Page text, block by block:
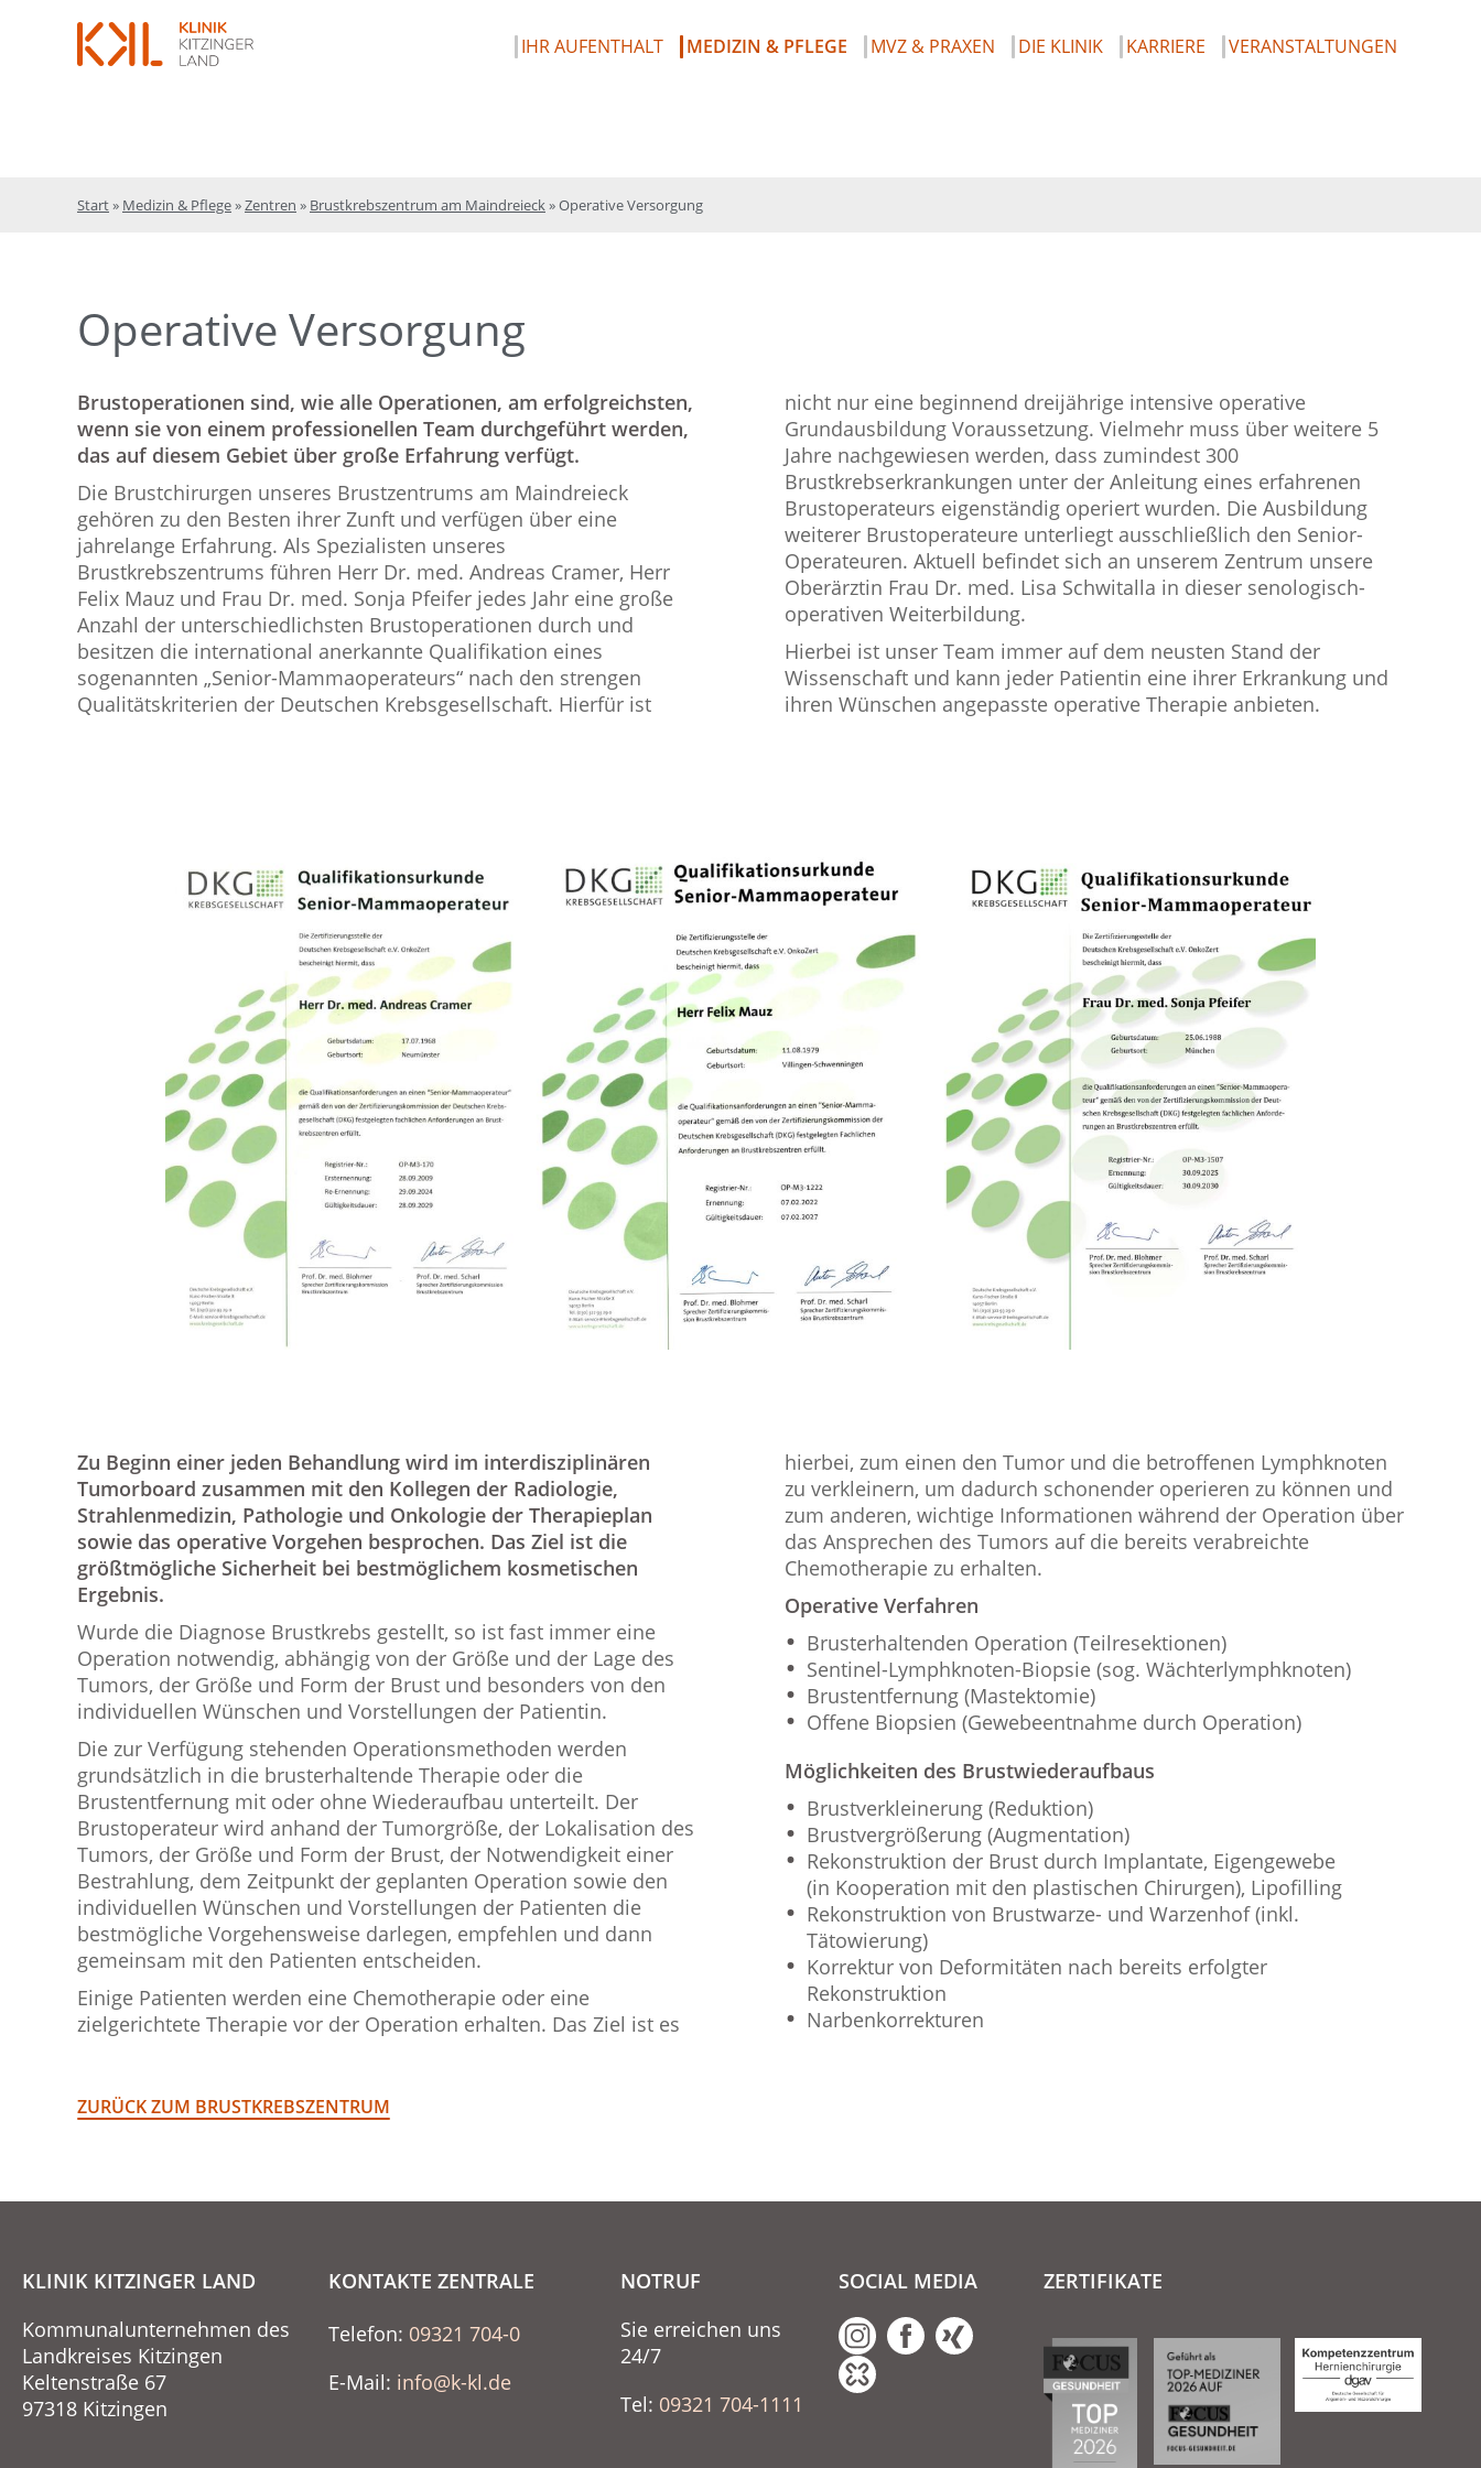
IHR AUFENTHALT MEDIZIN & PFLEGE MVZ & PRAXEN DIE KLINIK KARRIERE VERANSTALTUNGEN
Start» Medizin & Pflege»Zentren » Brustkrebszentrum am Maindreieck »Operative Versorgung
Operative Versorgung
Brustoperationen sind, wie alle Operationen, am erfolgreichsten,
wenn sie von einem professionellen Team durchgeführt werden,
das auf diesem Gebiet über große Erfahrung verfügt.
Die Brustchirurgen unseres Brustzentrums am Maindreieck
gehören zu den Besten ihrer Zunft und verfügen über eine
jahrelange Erfahrung. Als Spezialisten unseres
Brustkrebszentrums führen Herr Dr. med. Andreas Cramer, Herr
Felix Mauz und Frau Dr. med. Sonja Pfeifer jedes Jahr eine große
Anzahl der unterschiedlichsten Brustoperationen durch und
besitzen die international anerkannte Qualifikation eines
sogenannten „Senior-Mammaoperateurs“ nach den strengen
Qualitätskriterien der Deutschen Krebsgesellschaft. Hierfür ist
nicht nur eine beginnend dreijährige intensive operative
Grundausbildung Voraussetzung. Vielmehr muss über weitere 5
Jahre nachgewiesen werden, dass zumindest 300
Brustkrebserkrankungen unter der Anleitung eines erfahrenen
Brustoperateurs eigenständig operiert wurden. Die Ausbildung
weiterer Brustoperateure unterliegt ausschließlich den Senior-
Operateuren. Aktuell befindet sich an unserem Zentrum unsere
Oberärztin Frau Dr. med. Lisa Schwitalla in dieser senologisch-
operativen Weiterbildung.
Hierbei ist unser Team immer auf dem neusten Stand der
Wissenschaft und kann jeder Patientin eine ihrer Erkrankung und
ihren Wünschen angepasste operative Therapie anbieten.
Zu Beginn einer jeden Behandlung wird im interdisziplinären
Tumorboard zusammen mit den Kollegen der Radiologie,
Strahlenmedizin, Pathologie und Onkologie der Therapieplan
sowie das operative Vorgehen besprochen. Das Ziel ist die
größtmögliche Sicherheit bei bestmöglichem kosmetischen
Ergebnis.
Wurde die Diagnose Brustkrebs gestellt, so ist fast immer eine
Operation notwendig, abhängig von der Größe und der Lage des
Tumors, der Größe und Form der Brust und besonders von den
individuellen Wünschen und Vorstellungen der Patientin.
Die zur Verfügung stehenden Operationsmethoden werden
grundsätzlich in die brusterhaltende Therapie oder die
Brustentfernung mit oder ohne Wiederaufbau unterteilt. Der
Brustoperateur wird anhand der Tumorgröße, der Lokalisation des
Tumors, der Größe und Form der Brust, der Notwendigkeit einer
Bestrahlung, dem Zeitpunkt der geplanten Operation sowie den
individuellen Wünschen und Vorstellungen der Patienten die
bestmögliche Vorgehensweise darlegen, empfehlen und dann
gemeinsam mit den Patienten entscheiden.
Einige Patienten werden eine Chemotherapie oder eine
zielgerichtete Therapie vor der Operation erhalten. Das Ziel ist es
hierbei, zum einen den Tumor und die betroffenen Lymphknoten
zu verkleinern, um dadurch schonender operieren zu können und
zum anderen, wichtige Informationen während der Operation über
das Ansprechen des Tumors auf die bereits verabreichte
Chemotherapie zu erhalten.
Operative Verfahren
Brusterhaltenden Operation (Teilresektionen)
Sentinel-Lymphknoten-Biopsie (sog. Wächterlymphknoten)
Brustentfernung (Mastektomie)
Offene Biopsien (Gewebeentnahme durch Operation)
Möglichkeiten des Brustwiederaufbaus
Brustverkleinerung (Reduktion)
Brustvergrößerung (Augmentation)
Rekonstruktion der Brust durch Implantate, Eigengewebe
(in Kooperation mit den plastischen Chirurgen), Lipofilling
Rekonstruktion von Brustwarze- und Warzenhof (inkl.
Tätowierung)
Korrektur von Deformitäten nach bereits erfolgter
Rekonstruktion
Narbenkorrekturen
ZURÜCK ZUM BRUSTKREBSZENTRUM
KLINIK KITZINGER LAND
Kommunalunternehmen des
Landkreises Kitzingen
Keltenstraße 67
97318 Kitzingen
KONTAKTE ZENTRALE
Telefon: 09321 704-0
E-Mail: info@k-kl.de
NOTRUF
Sie erreichen uns
24/7
Tel: 09321 704-1111
SOCIAL MEDIA ZERTIFIKATE